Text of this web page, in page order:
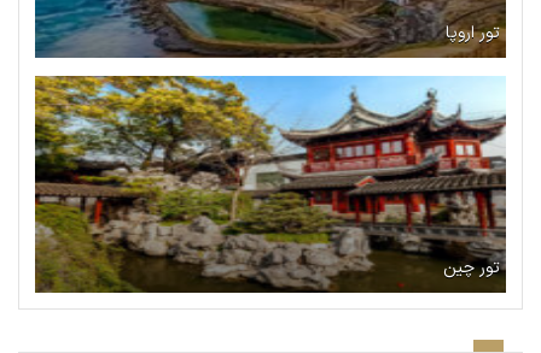
تور اروپا
تور چین